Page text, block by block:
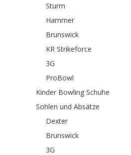
Sturm
Hammer
Brunswick
KR Strikeforce
3G
ProBowl
Kinder Bowling Schuhe
Sohlen und Absätze
Dexter
Brunswick
3G